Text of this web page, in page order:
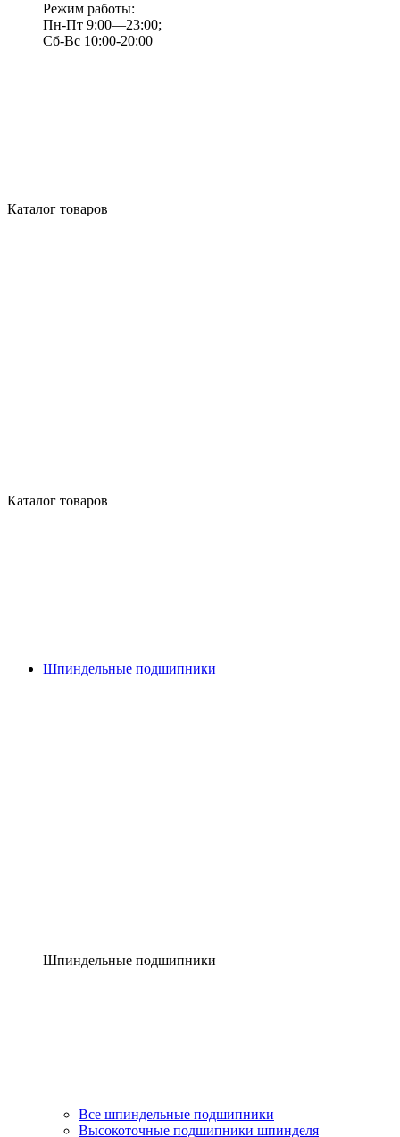
Режим работы:
Пн-Пт 9:00—23:00;
Сб-Вс 10:00-20:00
Каталог товаров
Каталог товаров
Шпиндельные подшипники
Шпиндельные подшипники
Все шпиндельные подшипники
Высокоточные подшипники шпинделя